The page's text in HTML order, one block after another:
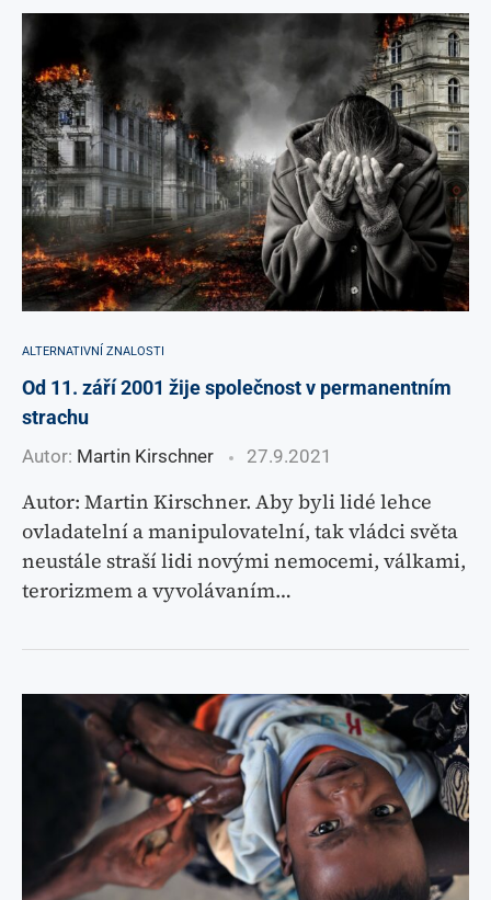
ALTERNATIVNÍ ZNALOSTI
Od 11. září 2001 žije společnost v permanentním
strachu
Autor: Martin Kirschner 27.9.2021
Autor: Martin Kirschner. Aby byli lidé lehce
ovladatelní a manipulovatelní, tak vládci světa
neustále straší lidi novými nemocemi, válkami,
terorizmem a vyvolávaním…